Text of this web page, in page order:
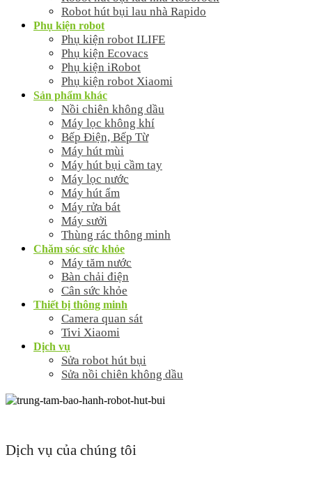
Robot hút bụi lau nhà Rapido
Phụ kiện robot
Phụ kiện robot ILIFE
Phụ kiện Ecovacs
Phụ kiện iRobot
Phụ kiện robot Xiaomi
Sản phẩm khác
Nồi chiên không dầu
Máy lọc không khí
Bếp Điện, Bếp Từ
Máy hút mùi
Máy hút bụi cầm tay
Máy lọc nước
Máy hút ẩm
Máy rửa bát
Máy sưởi
Thùng rác thông minh
Chăm sóc sức khỏe
Máy tăm nước
Bàn chải điện
Cân sức khỏe
Thiết bị thông minh
Camera quan sát
Tivi Xiaomi
Dịch vụ
Sửa robot hút bụi
Sửa nồi chiên không dầu
Dịch vụ của chúng tôi